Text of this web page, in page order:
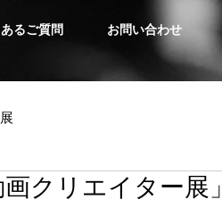
るご質問 お問い合わせ
クリエイター展」